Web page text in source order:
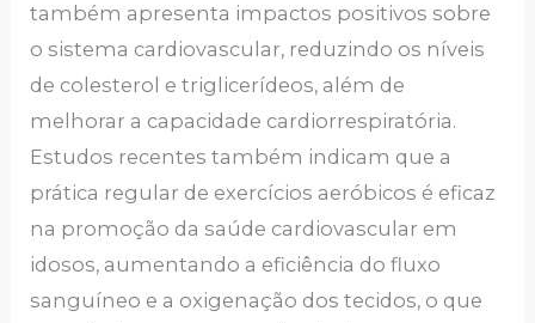
também apresenta impactos positivos sobre
o sistema cardiovascular, reduzindo os níveis
de colesterol e triglicerídeos, além de
melhorar a capacidade cardiorrespiratória.
Estudos recentes também indicam que a
prática regular de exercícios aeróbicos é eficaz
na promoção da saúde cardiovascular em
idosos, aumentando a eficiência do fluxo
sanguíneo e a oxigenação dos tecidos, o que